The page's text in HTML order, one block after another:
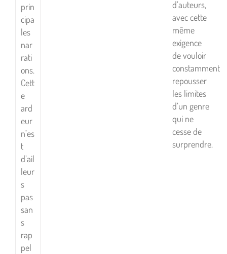
prin
cipa
les
nar
rati
ons.
Cett
e
ard
eur
n’es
t
d’ail
leur
s
pas
san
s
rap
pel
d’auteurs,
avec cette
même
exigence
de vouloir
constamment
repousser
les limites
d’un genre
qui ne
cesse de
surprendre.